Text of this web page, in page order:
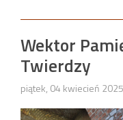
Wektor
Twierdzy
piątek, 04 kwiecień